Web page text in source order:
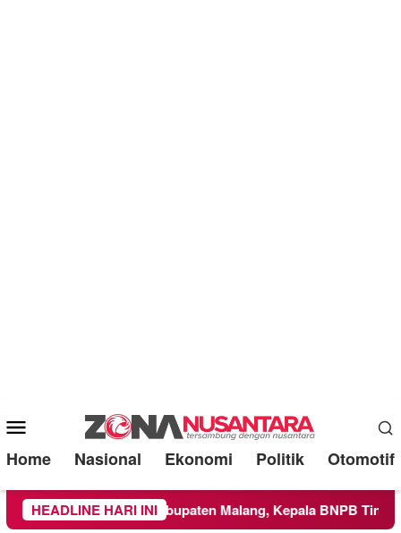
Mobile
Menu
Home Nasional Ekonomi Politik Otomotif
HEADLINE HARI INI
Wilayah Kabupaten Malang, Kepala BNPB Tinjau Langsung